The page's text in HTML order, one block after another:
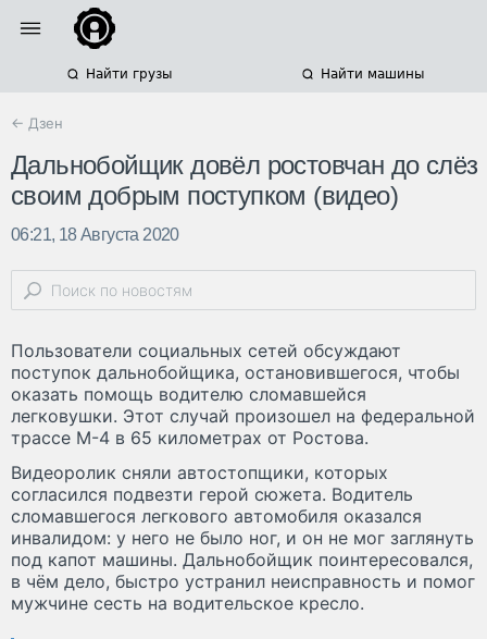
Найти грузы Найти машины
← Дзен
Дальнобойщик довёл ростовчан до слёз
своим добрым поступком (видео)
06:21, 18 Августа 2020
Пользователи социальных сетей обсуждают
поступок дальнобойщика, остановившегося, чтобы
оказать помощь водителю сломавшейся
легковушки. Этот случай произошел на федеральной
трассе М-4 в 65 километрах от Ростова.
Видеоролик сняли автостопщики, которых
согласился подвезти герой сюжета. Водитель
сломавшегося легкового автомобиля оказался
инвалидом: у него не было ног, и он не мог заглянуть
под капот машины. Дальнобойщик поинтересовался,
в чём дело, быстро устранил неисправность и помог
мужчине сесть на водительское кресло.